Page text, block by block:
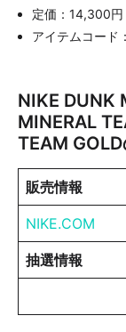
定価：14,300円
アイテムコー
NIKE DUNK
MINERAL
TEAM
販売情報
NIKE.COM
抽選情報